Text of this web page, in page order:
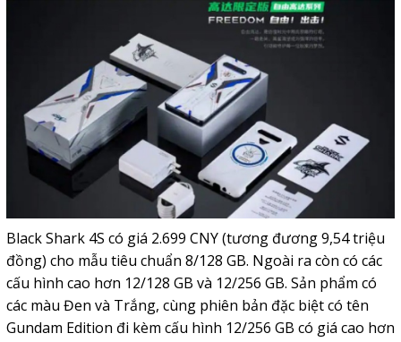
Black Shark 4S có giá 2.699 CNY (tương đương 9,54 triệu
đồng) cho mẫu tiêu chuẩn 8/128 GB. Ngoài ra còn có các
cấu hình cao hơn 12/128 GB và 12/256 GB. Sản phẩm có
các màu Đen và Trắng, cùng phiên bản đặc biệt có tên
Gundam Edition đi kèm cấu hình 12/256 GB có giá cao hơn